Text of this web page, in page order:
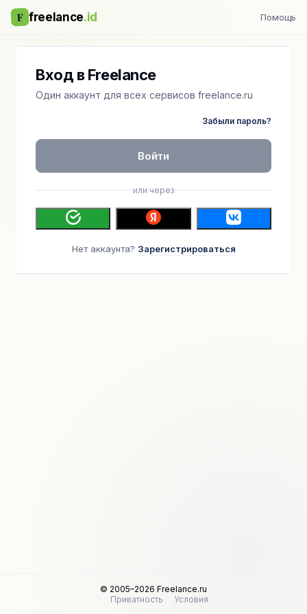
F freelance.id Помощь
Вход в Freelance
Один аккаунт для всех сервисов freelance.ru
Забыли пароль?
Войти
или через
Нет аккаунта? Зарегистрироваться
© 2005–2026 Freelance.ru
Приватность
Условия